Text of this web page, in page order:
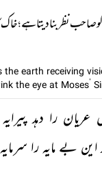
نظر بنا دیتا ہے ؛
the earth receiving
the eye at Moses’
را دہد
این بے مایہ را